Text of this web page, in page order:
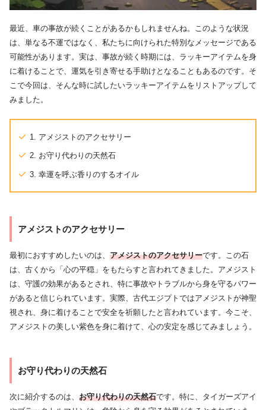
最近、車の事故が続くことがあるかもしれませんね。このような状況
は、単なる不運ではなく、私たちに向けられた特別なメッセージである
可能性があります。実は、事故が続く時期には、ラッキーアイテムを身
に着けることで、運気を引き寄せる手助けとなることもあるのです。そ
こで今回は、そんな時に試したいラッキーアイテムをリストアップして
みました。
1. アメジストのアクセサリー
2. お守り代わりの天然石
3. 幸運を呼ぶ香りのするオイル
アメジストのアクセサリー
最初におすすめしたいのは、 アメジストのアクセサリーです。この石
は、古くから「心の平穏」をもたらすと言われてきました。アメジスト
は、守護の効果があるとされ、特に事故やトラブルから身を守るパワー
があると信じられています。実際、古代エジプトではアメジストが神聖
視され、身に着けることで安全を祈願したと言われています。今こそ、
アメジストの美しい紫色を身に着けて、心の安定を感じてみましょう。
お守り代わりの天然石
次に紹介するのは、 お守り代わりの天然石です。特に、タイガーズアイ